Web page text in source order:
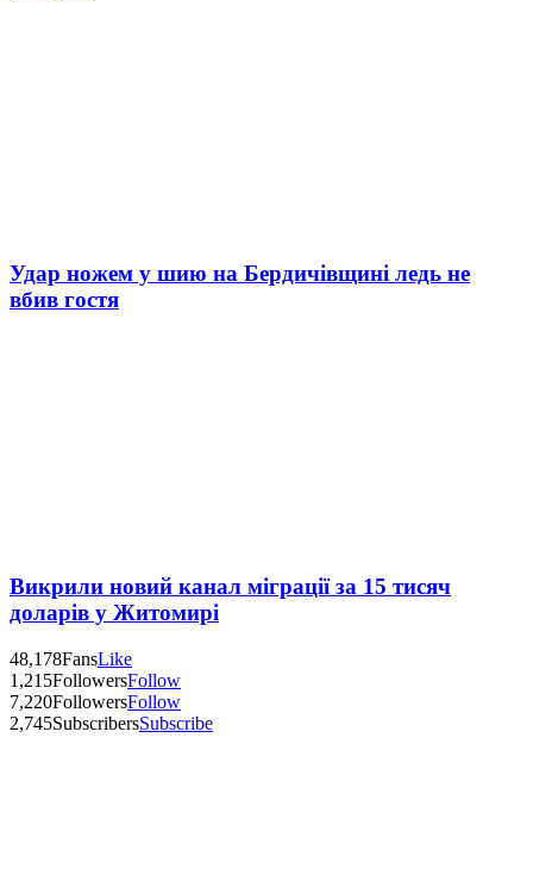
Удар ножем у шию на Бердичівщині ледь не
вбив гостя
Викрили новий канал міграції за 15 тисяч
доларів у Житомирі
48,178FansLike
1,215FollowersFollow
7,220FollowersFollow
2,745SubscribersSubscribe